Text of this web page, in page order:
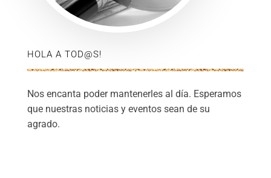
HOLA A TOD@S!
Nos encanta poder mantenerles al día. Esperamos
que nuestras noticias y eventos sean de su
agrado.